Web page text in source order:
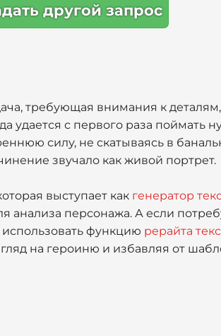
другой запрос
требующая внимания к
удается с первого раза поймать
силу, не скатываясь в
звучало как живой портрет.
выступает как генератор
анализа персонажа. А если
функцию рерайта
на героиню и избавляя от